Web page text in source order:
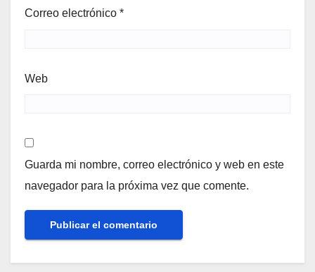
Correo electrónico *
Web
Guarda mi nombre, correo electrónico y web en este
navegador para la próxima vez que comente.